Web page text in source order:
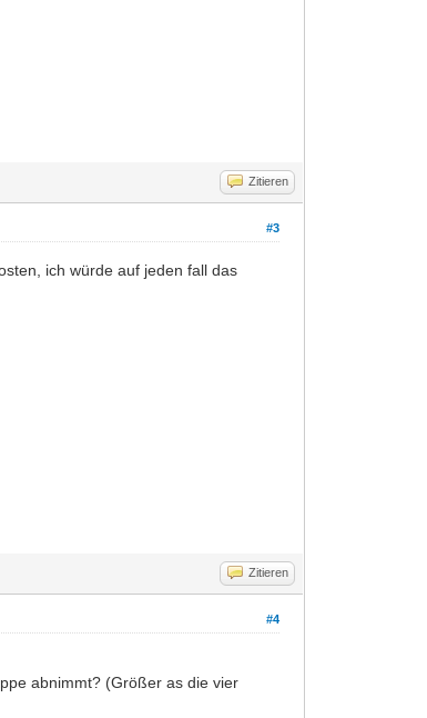
Zitieren
#3
ich würde auf jeden fall das
Zitieren
#4
abnimmt? (Größer as die vier